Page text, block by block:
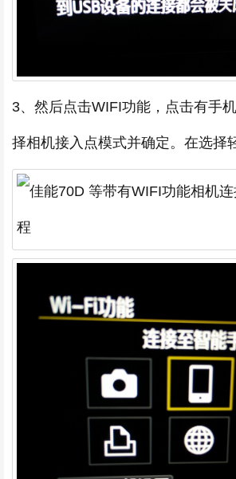
3、然后点击WIFI功能，点击有手
择相机接入点模式并确定。在选择